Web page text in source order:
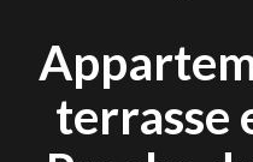
terrasse